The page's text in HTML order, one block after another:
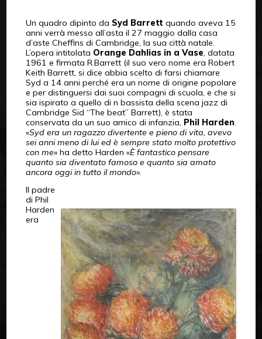
Un quadro dipinto da Syd Barrett quando aveva 15
anni verrà messo all’asta il 27 maggio dalla casa
d’aste Cheffins di Cambridge, la sua città natale.
L’opera intitolata Orange Dahlias in a Vase, datata
1961 e firmata R.Barrett (il suo vero nome era Robert
Keith Barrett, si dice abbia scelto di farsi chiamare
Syd a 14 anni perché era un nome di origine popolare
e per distinguersi dai suoi compagni di scuola, e che si
sia ispirato a quello di n bassista della scena jazz di
Cambridge Sid “The beat” Barrett), è stata
conservata da un suo amico di infanzia, Phil Harden.
«Syd era un ragazzo divertente e pieno di vita, avevo
sei anni meno di lui ed è sempre stato molto protettivo
con me» ha detto Harden «È fantastico pensare
quanto sia diventato famoso e quanto sia amato
ancora oggi in tutto il mondo».
Il padre
di Phil
Harden
era